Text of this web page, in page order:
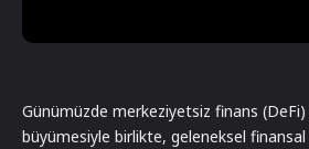
Günümüzde merkeziyetsiz finans
büyümesiyle birlikte, geleneksel finansal